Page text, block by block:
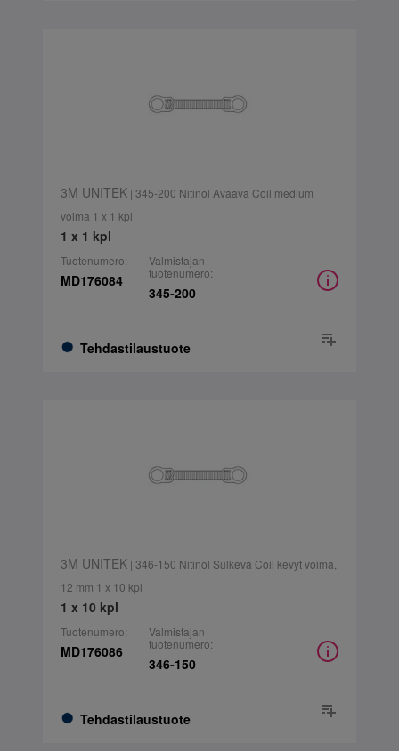
3M UNITEK| 345-200 Nitinol Avaava Coil medium
voima 1 x 1 kpl
1 x 1 kpl
Tuotenumero:
MD176084
Tehdastilaustuote
Valmistajan
tuotenumero:
345-200
3M UNITEK| 346-150 Nitinol Sulkeva Coil kevyt voima,
12 mm 1 x 10 kpl
1 x 10 kpl
Tuotenumero:
MD176086
Tehdastilaustuote
Valmistajan
tuotenumero:
346-150